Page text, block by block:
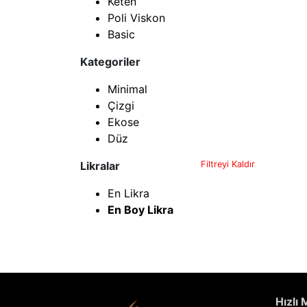
Poli Viskon
Basic
Kategoriler
Minimal
Çizgi
Ekose
Düz
Likralar
Filtreyi Kaldır
En Likra
En Boy Likra
Hızlı